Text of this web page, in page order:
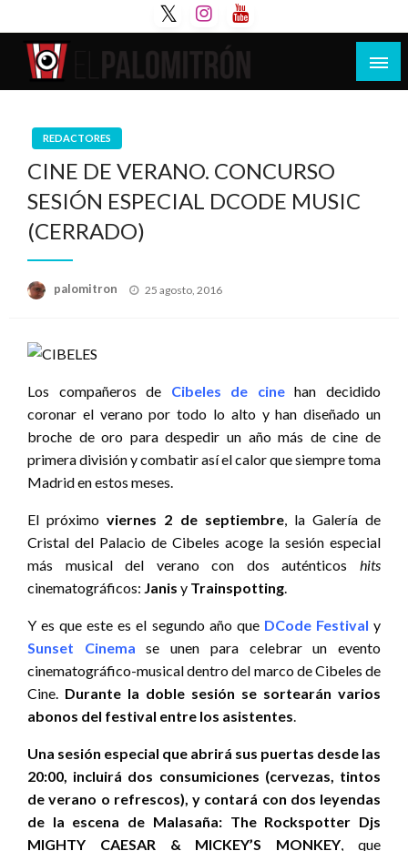
al
contenido
Tu espacio de la industria de cine española y
REDACTORES
CINE DE VERANO. CONCURSO
SESIÓN ESPECIAL DCODE MUSIC
(CERRADO)
palomitron
Publicado
25 agosto, 2016
Los compañeros de Cibeles de cinehan decidido
coronar el verano por todo lo alto y han diseñado un
broche de oro para despedir un año más de cine de
primera división y combatir así el calor que siempre toma
Madrid en estos meses.
El próximoviernes 2 de septiembre, la Galería de
Cristal del Palacio de Cibeles acoge la sesión especial
más musical del verano con dos auténticos hits
cinematográficos: Janis y Trainspotting.
Y es que este es el segundo año queDCode Festival y
Sunset Cinema
se unen para celebrar un evento
cinematográfico-musical dentro del marco de Cibeles de
Cine. Durante la doble sesión se sortearán varios
abonos del festival entre los asistentes.
Una sesión especial que abrirá sus puertas desde las
20:00, incluirá dos consumiciones (cervezas, tintos
de verano o refrescos), y contará con dos leyendas
de la escena de Malasaña: The Rockspotter Djs
MIGHTY CAESAR & MICKEY’S MONKEY, que